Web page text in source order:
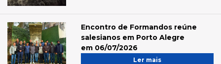
Encontro de Formandos reúne
salesianos em Porto Alegre
em 06/07/2026
Ler mais